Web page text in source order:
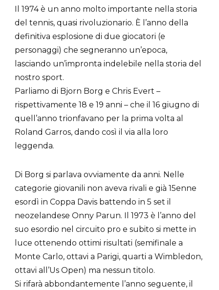
Il 1974 è un anno molto importante nella storia
del tennis, quasi rivoluzionario. È l’anno della
definitiva esplosione di due giocatori (e
personaggi) che segneranno un’epoca,
lasciando un’impronta indelebile nella storia del
nostro sport.
Parliamo di Bjorn Borg e Chris Evert –
rispettivamente 18 e 19 anni – che il 16 giugno di
quell’anno trionfavano per la prima volta al
Roland Garros, dando così il via alla loro
leggenda.
Di Borg si parlava ovviamente da anni. Nelle
categorie giovanili non aveva rivali e già 15enne
esordì in Coppa Davis battendo in 5 set il
neozelandese Onny Parun. Il 1973 è l’anno del
suo esordio nel circuito pro e subito si mette in
luce ottenendo ottimi risultati (semifinale a
Monte Carlo, ottavi a Parigi, quarti a Wimbledon,
ottavi all’Us Open) ma nessun titolo.
Si rifarà abbondantemente l’anno seguente, il